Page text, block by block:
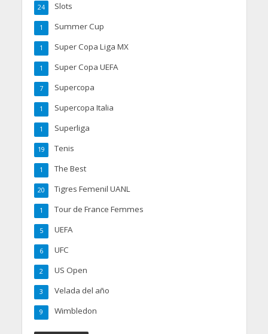
Slots
24
Summer Cup
1
Super Copa Liga MX
1
Super Copa UEFA
1
Supercopa
7
Supercopa Italia
1
Superliga
1
Tenis
19
The Best
1
Tigres Femenil UANL
20
Tour de France Femmes
1
UEFA
5
UFC
6
US Open
2
Velada del año
3
Wimbledon
9